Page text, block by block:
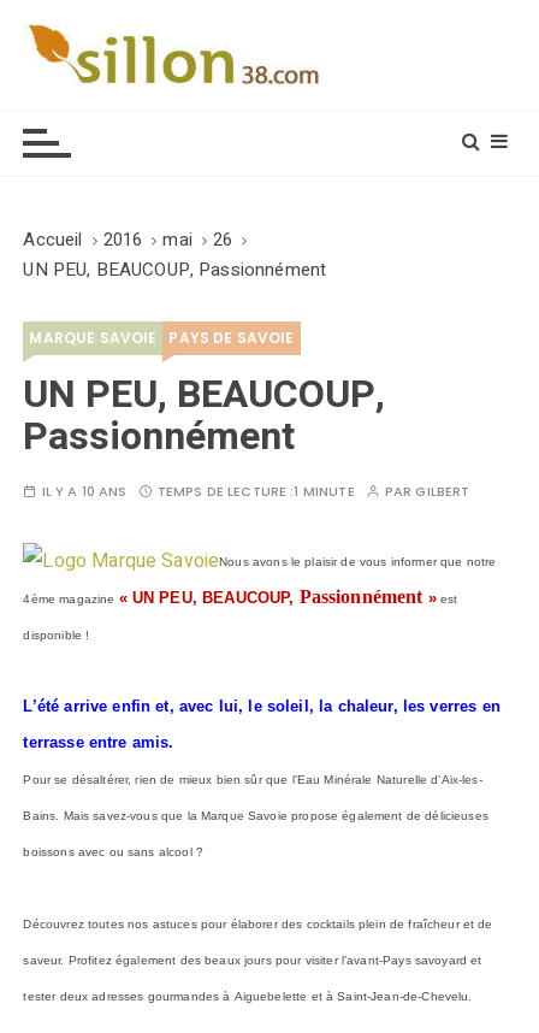
Accueil 2016 mai
26
UN PEU, BEAUCOUP, Passionnément
MARQUE SAVOIE PAYS DE SAVOIE
UN PEU, BEAUCOUP,
Passionnément
IL Y A 10 ANS TEMPS DE LECTURE :1 MINUTE PARGILBERT
Nous avons le plaisir de vous informer que notre
4ème magazine « UN PEU, BEAUCOUP, Passionnément » est
disponible !
L’été arrive enfin et, avec lui, le soleil, la chaleur, les verres en
terrasse entre amis.
Pour se désaltérer, rien de mieux bien sûr que l’Eau Minérale Naturelle d’Aix-les-
Bains. Mais savez-vous que la Marque Savoie propose également de délicieuses
boissons avec ou sans alcool ?
Découvrez toutes nos astuces pour élaborer des cocktails plein de fraîcheur et de
saveur. Profitez également des beaux jours pour visiter l’avant-Pays savoyard et
tester deux adresses gourmandes à Aiguebelette et à Saint-Jean-de-Chevelu.